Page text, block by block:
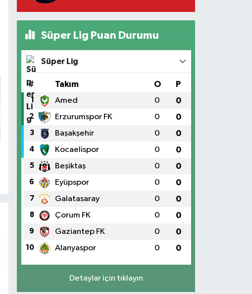
Süper Lig Puan Durumu
Süper Lig
# Takım O P
1 Amed 0 0
2 Erzurumspor FK 0 0
3 Başakşehir 0 0
4 Kocaelispor 0 0
5 Beşiktaş 0 0
6 Eyüpspor 0 0
7 Galatasaray 0 0
8 Çorum FK 0 0
9 Gaziantep FK 0 0
10 Alanyaspor 0 0
Detaylar için tıklayın